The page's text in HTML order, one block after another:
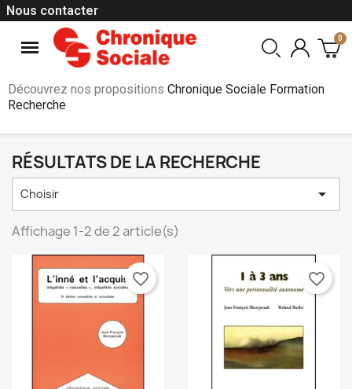
Nous contacter
Découvrez nos propositions Chronique Sociale Formation
Recherche
RÉSULTATS DE LA RECHERCHE
Choisir 
Affichage 1-2 de 2 article(s)
favorite_border favorite_border